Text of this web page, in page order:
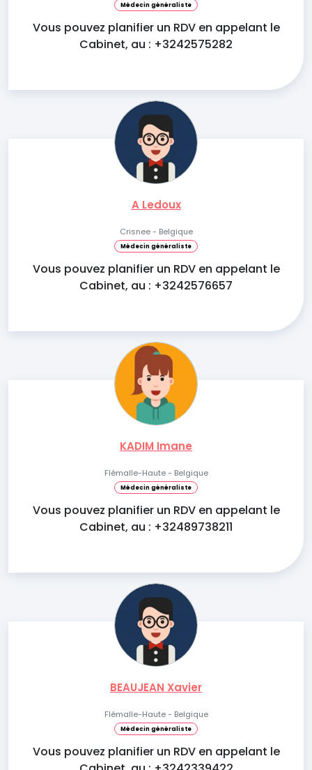
Médecin généraliste
Vous pouvez planifier un RDV en appelant le
Cabinet, au : +3242575282
A Ledoux
Crisnee - Belgique
Médecin généraliste
Vous pouvez planifier un RDV en appelant le
Cabinet, au : +3242576657
KADIM Imane
Flémalle-Haute - Belgique
Médecin généraliste
Vous pouvez planifier un RDV en appelant le
Cabinet, au : +32489738211
BEAUJEAN Xavier
Flémalle-Haute - Belgique
Médecin généraliste
Vous pouvez planifier un RDV en appelant le